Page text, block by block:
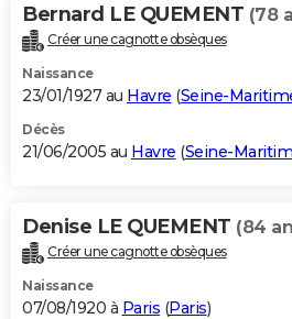
Bernard LE QUEMENT (78
Créer une cagnotte obsèques
Naissance
23/01/1927 au Havre (Seine-
Décès
21/06/2005 au Havre (Seine-
Denise LE QUEMENT (84
Créer une cagnotte obsèques
Naissance
07/08/1920 à Paris (Paris)